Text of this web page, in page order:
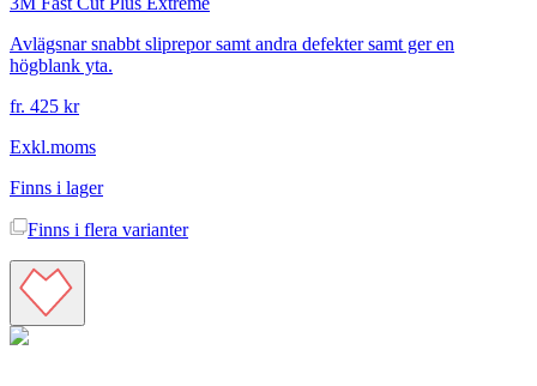
Avlägsnar snabbt sliprepor samt andra defekter samt ger en
högblank yta.
fr. 425 kr
Exkl.moms
Finns i lager
Finns i flera varianter